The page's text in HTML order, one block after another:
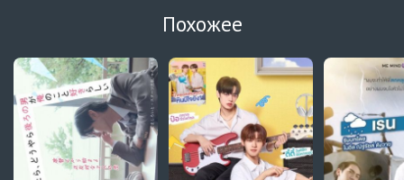
7 серия
Зантис, скучаю по тебе8 серия
Превью
Зантис, скучаю по тебе7 серия
Автосабы русские / украинские
Похожее